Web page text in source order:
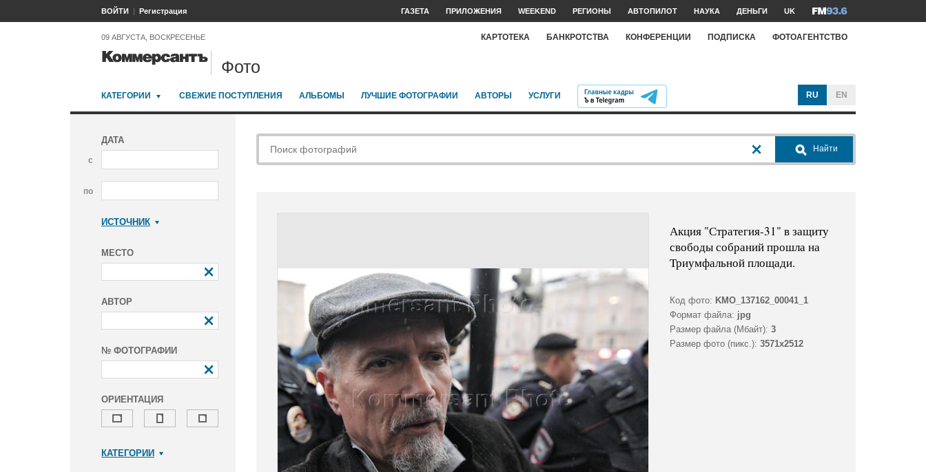
ВОЙТИ Регистрация ГАЗЕТА ПРИЛОЖЕНИЯ WEEKEND РЕГИОНЫ АВТОПИЛОТ НАУКА ДЕНЬГИ UK
09 АВГУСТА, ВОСКРЕСЕНЬЕ КАРТОТЕКА БАНКРОТСТВА КОНФЕРЕНЦИИ ПОДПИСКА ФОТОАГЕНТСТВО
Фото
КАТЕГОРИИ СВЕЖИЕ ПОСТУПЛЕНИЯ АЛЬБОМЫ ЛУЧШИЕ ФОТОГРАФИИ АВТОРЫ УСЛУГИ RU EN
ДАТА
с
по
ИСТОЧНИК
МЕСТО
АВТОР
№ ФОТОГРАФИИ
ОРИЕНТАЦИЯ
КАТЕГОРИИ
Найти
Акция "Стратегия-31" в защиту
свободы собраний прошла на
Триумфальной площади.
Код фото: KMO_137162_00041_1
Формат файла: jpg
Размер файла (Мбайт): 3
Размер фото (пикс.): 3571x2512